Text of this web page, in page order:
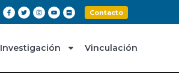
Contacto
Investigación Vinculación